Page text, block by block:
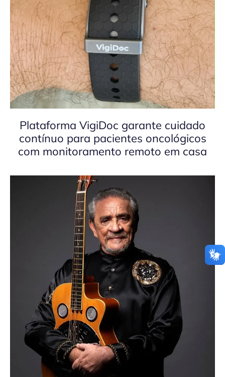
Plataforma VigiDoc garante cuidado
contínuo para pacientes oncológicos
com monitoramento remoto em casa